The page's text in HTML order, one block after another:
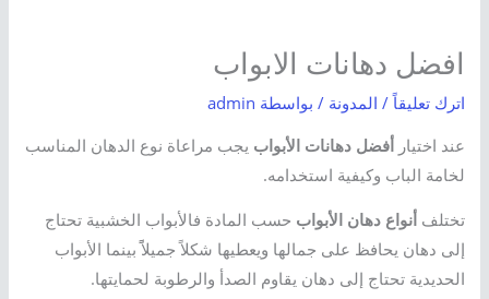
افضل دهانات الابواب
اترك تعليقاً / المدونة / بواسطة admin
عند اختيارأفضل دهانات الأبواب يجب مراعاة نوع الدهان المناسب
لخامة الباب وكيفية استخدامه.
تختلفأنواع دهان الأبواب حسب المادة فالأبواب الخشبية تحتاج
إلى دهان يحافظ على جمالها ويعطيها شكلاً جميلاًً بينما الأبواب
الحديدية تحتاج إلى دهان يقاوم الصدأ والرطوبة لحمايتها.